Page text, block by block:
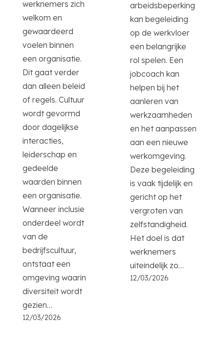
werknemers zich
welkom en
gewaardeerd
voelen binnen
een organisatie.
Dit gaat verder
dan alleen beleid
of regels. Cultuur
wordt gevormd
door dagelijkse
interacties,
leiderschap en
gedeelde
waarden binnen
een organisatie.
Wanneer inclusie
onderdeel wordt
van de
bedrijfscultuur,
ontstaat een
omgeving waarin
diversiteit wordt
gezien…
12/03/2026
arbeidsbeperking
kan begeleiding
op de werkvloer
een belangrijke
rol spelen. Een
jobcoach kan
helpen bij het
aanleren van
werkzaamheden
en het aanpassen
aan een nieuwe
werkomgeving.
Deze begeleiding
is vaak tijdelijk en
gericht op het
vergroten van
zelfstandigheid.
Het doel is dat
werknemers
uiteindelijk zo…
12/03/2026